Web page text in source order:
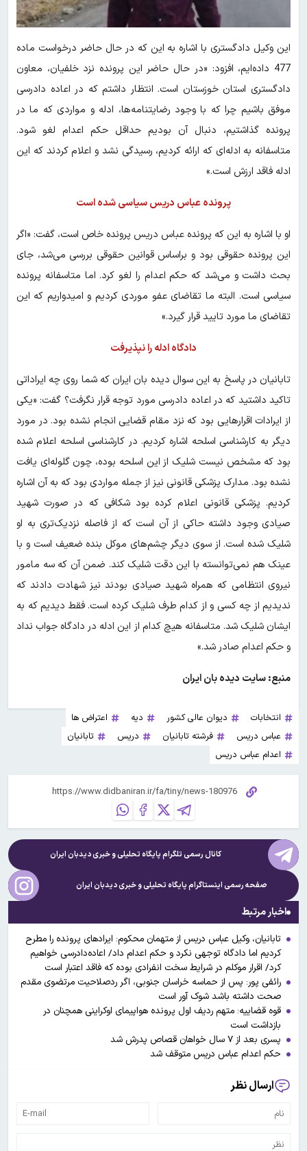
این وکیل دادگستری با اشاره به این که در حال حاضر درخواست ماده
477 داده‌ایم، افزود: «در حال حاضر این پرونده نزد خلفیان، معاون
دادگستری استان خوزستان است. انتظار داشتم که در اعاده دادرسی
موفق باشیم چرا که با وجود رضایت‎نامه‌ها، ادله و مواردی که ما در
پرونده گذاشتیم، دنبال آن بودیم حداقل حکم اعدام لغو شود.
متاسفانه به ادله‌ای که ارائه کردیم، رسیدگی نشد و اعلام کردند که این
ادله فاقد ارزش است.»
پرونده عباس دریس سیاسی شده است
او با اشاره به این که پرونده عباس دریس پرونده خاص است، گفت: «اگر
این پرونده حقوقی بود و براساس قوانین حقوقی بررسی می‌شد، جای
بحث داشت و می‌شد که حکم اعدام را لغو کرد. اما متاسفانه پرونده
سیاسی است. البته ما تقاضای عفو موردی کردیم و امیدواریم که این
تقاضای ما مورد تایید قرار گیرد.»
دادگاه ادله را نپذیرفت
تابانیان در پاسخ به این سوال دیده بان ایران که شما روی چه ایراداتی
تاکید داشتید که در اعاده دادرسی مورد توجه قرار نگرفت؟ گفت: «یکی
از ایرادات اقرارهایی بود که نزد مقام قضایی انجام نشده بود. در مورد
دیگر به کارشناسی اسلحه اشاره کردیم. در کارشناسی اسلحه اعلام شده
بود که مشخص نیست شلیک از این اسلحه بوده، چون گلوله‌ای یافت
نشده بود. مدارک پزشکی قانونی نیز از جمله مواردی بود که به آن اشاره
کردیم. پزشکی قانونی اعلام کرده بود شکافی که در صورت شهید
صیادی وجود داشته حاکی از آن است که از فاصله نزدیک‌تری به او
شلیک شده است. از سوی دیگر چشم‌های موکل بنده ضعیف است و با
عینک هم نمی‌توانسته با این دقت شلیک کند. ضمن آن که سه مامور
نیروی انتظامی که همراه شهید صیادی بودند نیز شهادت دادند که
ندیدیم از چه کسی و از کدام طرف شلیک کرده است. فقط دیدیم که به
ایشان شلیک شد. متاسفانه هیچ کدام از این ادله در دادگاه جواب نداد
و حکم اعدام صادر شد.»
منبع: سایت دیده بان ایران
انتخابات دیوان عالی کشور دیه
اعتراض ها
عباس دریس
فرشته تابانیان دریس
تابانیان
اعدام عباس دریس
کانال رسمی تلگرام پایگاه تحلیلی و خبریدیدبان ایران
صفحه رسمی اینستاگرام پایگاه تحلیلی و خبریدیدبان ایران
اخبار مرتبط
تابانیان، وکیل عباس دریس از متهمان محکوم: ایرادهای پرونده را مطرح
کردیم اما دادگاه توجهی نکرد و حکم اعدام داد/ اعاده‌دادرسی خواهیم
کرد/ اقرار موکلم در شرایط سخت انفرادی بوده که فاقد اعتبار است
رائفی پور: پس از حماسه خراسان جنوبی، اگر ردصلاحیت مرتضوی مقدم
صحت داشته باشد شوک آور است
قوه قضاییه: متهم ردیف اول پرونده هواپیمای اوکراینی همچنان در
بازداشت است
پسری بعد از ۷ سال خواهان قصاص پدرش شد
حکم اعدام عباس دریس متوقف شد
ارسال نظر